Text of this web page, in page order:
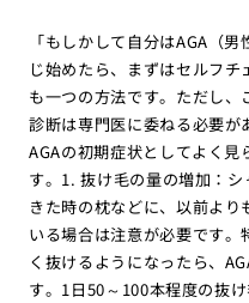
「もしかして自分はAGA（
じ始めたら、まずはセルフ
も一つの方法です。ただし
診断は専門医に委ねる必要が
AGAの初期症状としてよく見
す。1. 抜け毛の量の増加：
きた時の枕などに、以前よ
いる場合は注意が必要です
く抜けるようになったら、
す。1日50～100本程度の抜